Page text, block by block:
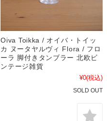
Oiva Toikka / オイバ・トイッ
カ ヌータヤルヴィ Flora / フロ
ーラ 脚付きタンブラー 北欧ビ
ンテージ雑貨
¥0(税込)
SOLD OUT